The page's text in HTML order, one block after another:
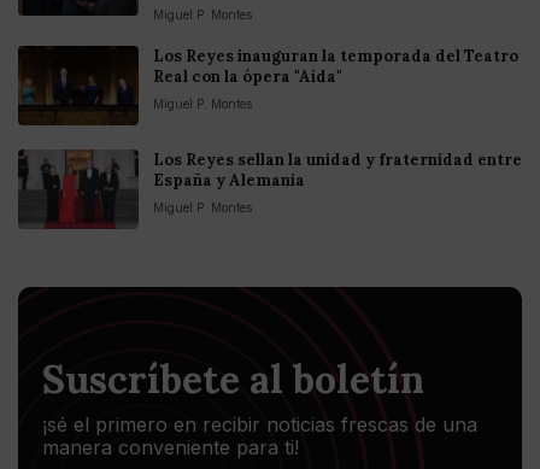
Miguel P. Montes
Los Reyes inauguran la temporada del Teatro
Real con la ópera "Aída"
Miguel P. Montes
Los Reyes sellan la unidad y fraternidad entre
España y Alemania
Miguel P. Montes
Suscríbete al boletín
¡sé el primero en recibir noticias frescas de una
manera conveniente para ti!